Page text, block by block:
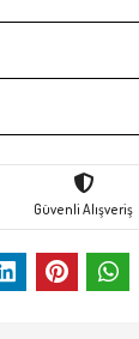
Güvenli Alışveriş